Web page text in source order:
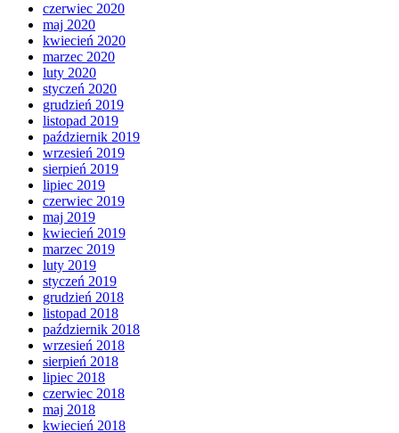
czerwiec 2020
maj 2020
kwiecień 2020
marzec 2020
luty 2020
styczeń 2020
grudzień 2019
listopad 2019
październik 2019
wrzesień 2019
sierpień 2019
lipiec 2019
czerwiec 2019
maj 2019
kwiecień 2019
marzec 2019
luty 2019
styczeń 2019
grudzień 2018
listopad 2018
październik 2018
wrzesień 2018
sierpień 2018
lipiec 2018
czerwiec 2018
maj 2018
kwiecień 2018